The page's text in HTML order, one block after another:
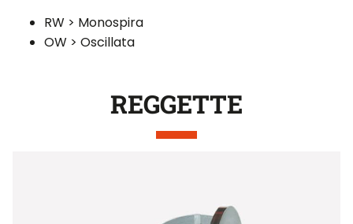
RW > Monospira
OW > Oscillata
REGGETTE